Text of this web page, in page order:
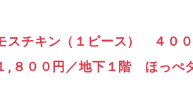
スチキン（１ピース） ４０
,８００円／地下１階 ほっぺ